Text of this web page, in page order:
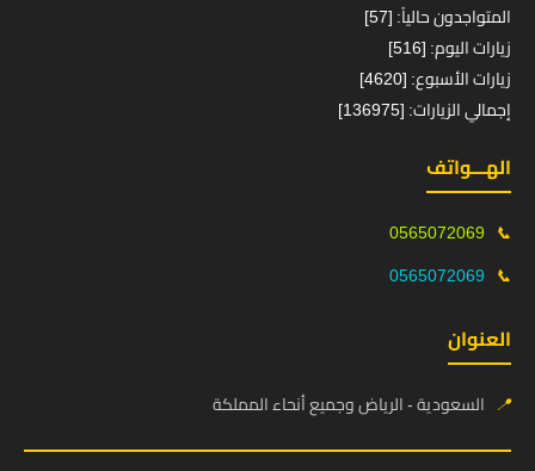
المتواجدون حالياً: [57]
زيارات اليوم: [516]
زيارات الأسبوع: [4620]
إجمالي الزيارات: [136975]
الهـــواتف
📞
0565072069
📞
0565072069
العنوان
📍 السعودية - الرياض وجميع أنحاء المملكة